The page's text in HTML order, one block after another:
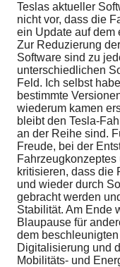
Teslas aktueller
nicht vor, dass die
ein Update auf dem
Zur Reduzierung
Software sind zu
unterschiedlichen
Feld. Ich selbst
bestimmte
wiederum kamen
bleibt den Tesla-
an der Reihe sind.
Freude, bei der
kritisieren, dass die
und wieder durch
gebracht werden
Stabilität. Am Ende
Blaupause für
dem
Digitalisierung und
Mobilitäts- und